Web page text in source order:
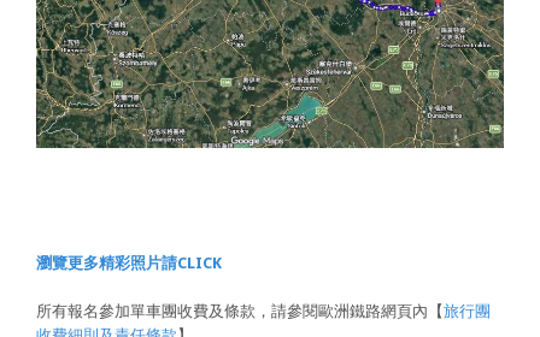
瀏覽更多精彩照片請CLICK
所有報名參加單車團收費及條款，請參閱歐洲鐵路網頁內【旅行團